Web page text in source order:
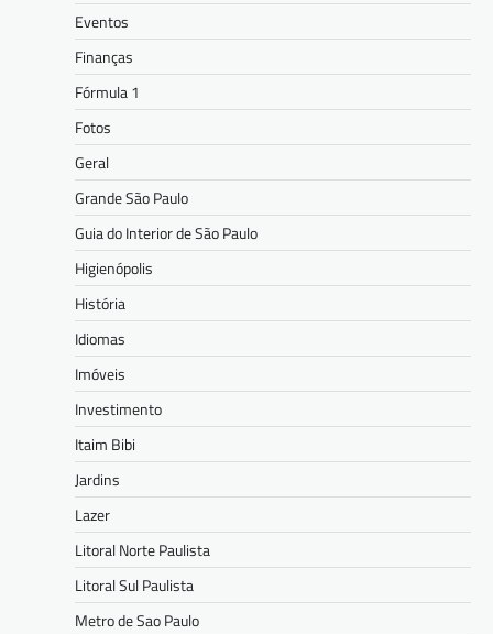
Eventos
Finanças
Fórmula 1
Fotos
Geral
Grande São Paulo
Guia do Interior de São Paulo
Higienópolis
História
Idiomas
Imóveis
Investimento
Itaim Bibi
Jardins
Lazer
Litoral Norte Paulista
Litoral Sul Paulista
Metro de Sao Paulo